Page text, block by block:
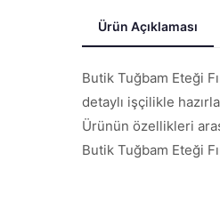
Ürün Açıklaması
Butik Tuğbam Eteği
detaylı işçilikle
Ürünün özellikleri
Butik Tuğbam Eteği